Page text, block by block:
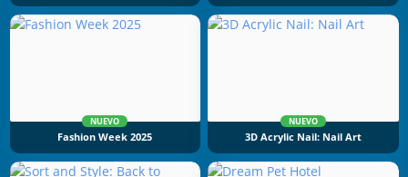
NUEVO
Fashion Week 2025
NUEVO
3D Acrylic Nail: Nail Art